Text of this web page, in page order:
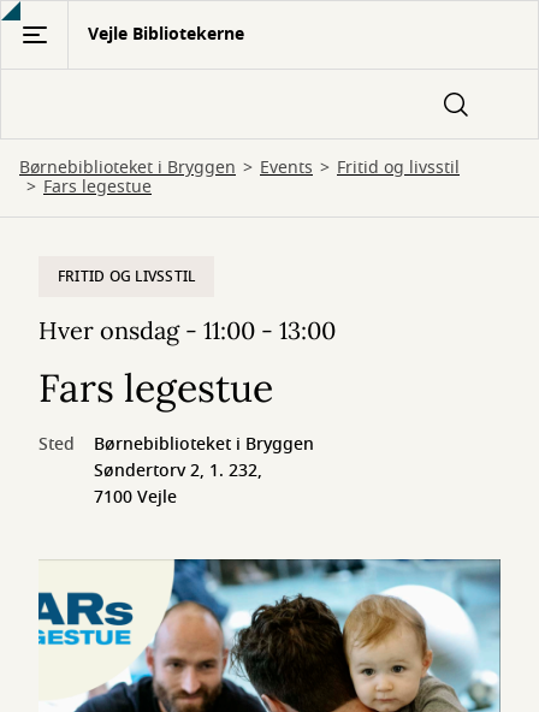
Gå
hovedindhold
Vejle Bibliotekerne
Børnebiblioteket i Bryggen Events Fritid og livsstil
Fars legestue
FRITID OG LIVSSTIL
Hver onsdag - 11:00 - 13:00
Fars legestue
Sted
Børnebiblioteket i Bryggen
Søndertorv 2, 1. 232,
7100 Vejle